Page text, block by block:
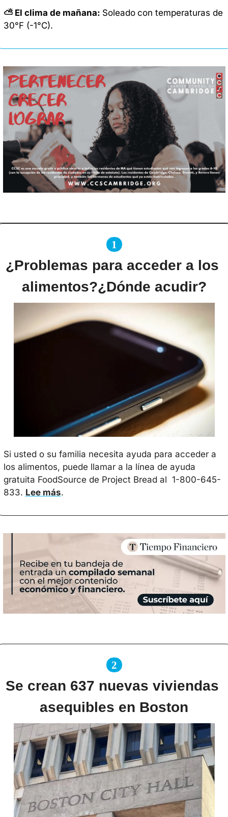
⛅ El clima de mañana: Soleado con temperaturas de
30°F (-1°C).
1
¿Problemas para acceder a los
alimentos?¿Dónde acudir?
Si usted o su familia necesita ayuda para acceder a
los alimentos, puede llamar a la línea de ayuda
gratuita FoodSource de Project Bread al  1-800-645-
833. Lee más.
2
Se crean 637 nuevas viviendas
asequibles en Boston